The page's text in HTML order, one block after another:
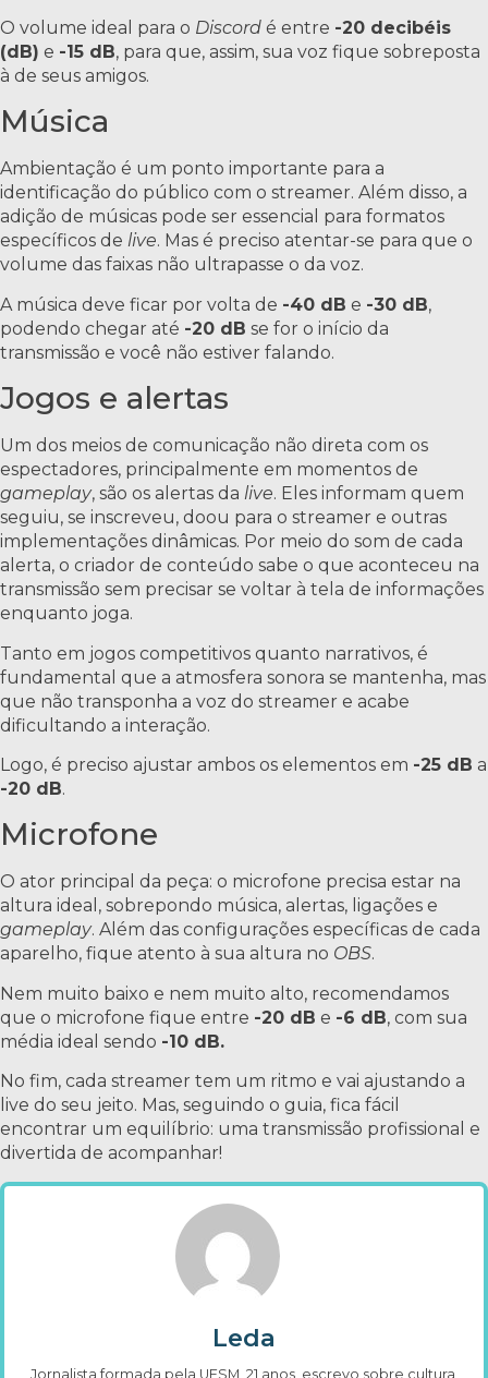
O volume ideal para o Discord é entre -20 decibéis
(dB) e -15 dB, para que, assim, sua voz fique sobreposta
à de seus amigos.
Música
Ambientação é um ponto importante para a
identificação do público com o streamer. Além disso, a
adição de músicas pode ser essencial para formatos
específicos de live. Mas é preciso atentar-se para que o
volume das faixas não ultrapasse o da voz.
A música deve ficar por volta de -40 dB e -30 dB,
podendo chegar até -20 dB se for o início da
transmissão e você não estiver falando.
Jogos e alertas
Um dos meios de comunicação não direta com os
espectadores, principalmente em momentos de
gameplay, são os alertas da live. Eles informam quem
seguiu, se inscreveu, doou para o streamer e outras
implementações dinâmicas. Por meio do som de cada
alerta, o criador de conteúdo sabe o que aconteceu na
transmissão sem precisar se voltar à tela de informações
enquanto joga.
Tanto em jogos competitivos quanto narrativos, é
fundamental que a atmosfera sonora se mantenha, mas
que não transponha a voz do streamer e acabe
dificultando a interação.
Logo, é preciso ajustar ambos os elementos em -25 dB a
-20 dB.
Microfone
O ator principal da peça: o microfone precisa estar na
altura ideal, sobrepondo música, alertas, ligações e
gameplay. Além das configurações específicas de cada
aparelho, fique atento à sua altura no OBS.
Nem muito baixo e nem muito alto, recomendamos
que o microfone fique entre -20 dB e -6 dB, com sua
média ideal sendo -10 dB.
No fim, cada streamer tem um ritmo e vai ajustando a
live do seu jeito. Mas, seguindo o guia, fica fácil
encontrar um equilíbrio: uma transmissão profissional e
divertida de acompanhar!
Leda
Jornalista formada pela UFSM, 21 anos, escrevo sobre cultura,